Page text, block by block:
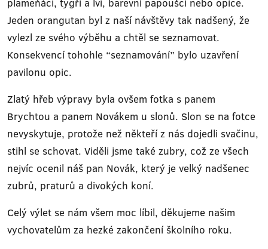
Jeden orangutan byl z naší návštěvy tak nadšený, že
vylezl ze svého výběhu a chtěl se seznamovat.
Konsekvencí tohohle “seznamování” bylo uzavření
pavilonu opic.
Zlatý hřeb výpravy byla ovšem fotka s panem
Brychtou a panem Novákem u slonů. Slon se na fotce
nevyskytuje, protože než někteří z nás dojedli svačinu,
stihl se schovat. Viděli jsme také zubry, což ze všech
nejvíc ocenil náš pan Novák, který je velký nadšenec
zubrů, praturů a divokých koní.
Celý výlet se nám všem moc líbil, děkujeme našim
vychovatelům za hezké zakončení školního roku.